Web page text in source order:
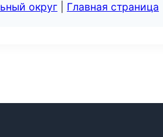
округ Главная страница